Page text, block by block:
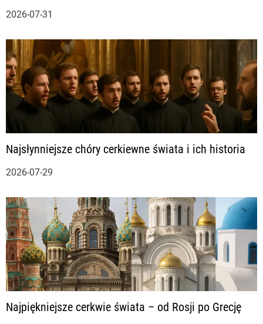
p
i
s
2026-07-31
Najsłynniejsze chóry cerkiewne świata i ich historia
2026-07-29
Najpiękniejsze cerkwie świata – od Rosji po Grecję